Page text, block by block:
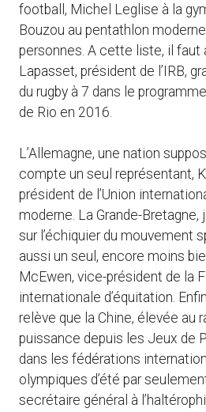
football, Michel Leglise à la
Bouzou au pentathlon
personnes. A cette liste, il faut
Lapasset, président de l’IRB,
du rugby à 7 dans le
de Rio en 2016.
L’Allemagne, une nation
compte un seul représentant,
président de l’Union
moderne. La Grande-
sur l’échiquier du mouvement
aussi un seul, encore moins
McEwen, vice-président de la
internationale d’équitation.
relève que la Chine, élevée au
puissance depuis les Jeux de
dans les fédérations
olympiques d’été par
secrétaire général à